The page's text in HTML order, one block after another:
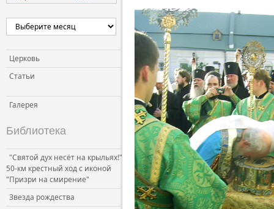
Церковь
Статьи
Галерея
Библиотека
"Святой дух несёт на крыльях!"
50-км крестный ход с иконой
"Призри на смирение"
Звезда рождества